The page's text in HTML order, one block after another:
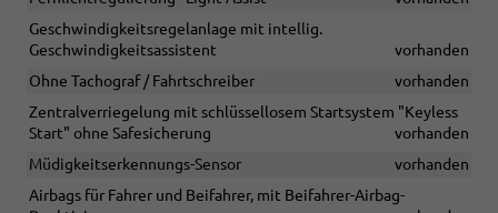
Geschwindigkeitsregelanlage mit intellig.
Geschwindigkeitsassistent
vorhanden
Ohne Tachograf / Fahrtschreiber
vorhanden
Zentralverriegelung mit schlüssellosem Startsystem "Keyless
Start" ohne Safesicherung
vorhanden
Müdigkeitserkennungs-Sensor
vorhanden
Airbags für Fahrer und Beifahrer, mit Beifahrer-Airbag-